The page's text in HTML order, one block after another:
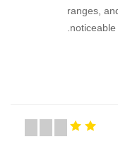
ranges,
noticeable.